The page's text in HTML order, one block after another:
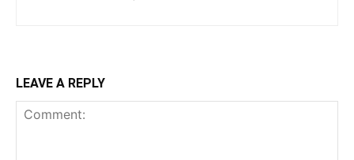
LEAVE A REPLY